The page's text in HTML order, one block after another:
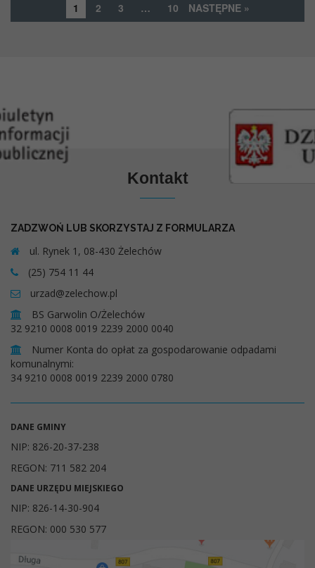
1 2 3 … 10 NASTĘPNE »
Kontakt
ZADZWOŃ LUB SKORZYSTAJ Z FORMULARZA
ul. Rynek 1, 08-430 Żelechów
(25) 754 11 44
urzad@zelechow.pl
BS Garwolin O/Żelechów
32 9210 0008 0019 2239 2000 0040
Numer Konta do opłat za gospodarowanie odpadami
komunalnymi:
34 9210 0008 0019 2239 2000 0780
DANE GMINY
NIP: 826-20-37-238
REGON: 711 582 204
DANE URZĘDU MIEJSKIEGO
NIP: 826-14-30-904
REGON: 000 530 577